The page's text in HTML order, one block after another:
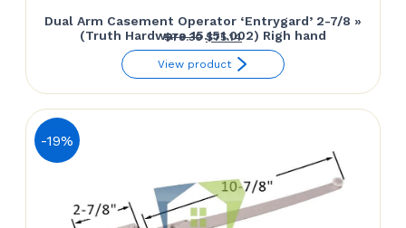
Dual Arm Casement Operator ‘Entrygard’ 2-7/8 »
(Truth Hardware 15.151.002) Righ hand
$78.30 Le
prix
était :
$75.14Le
prix
est :
View product
-19%